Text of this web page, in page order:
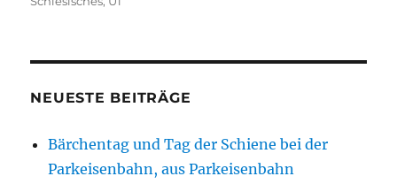
NEUESTE BEITRÄGE
Bärchentag und Tag der Schiene bei der
Parkeisenbahn, aus Parkeisenbahn